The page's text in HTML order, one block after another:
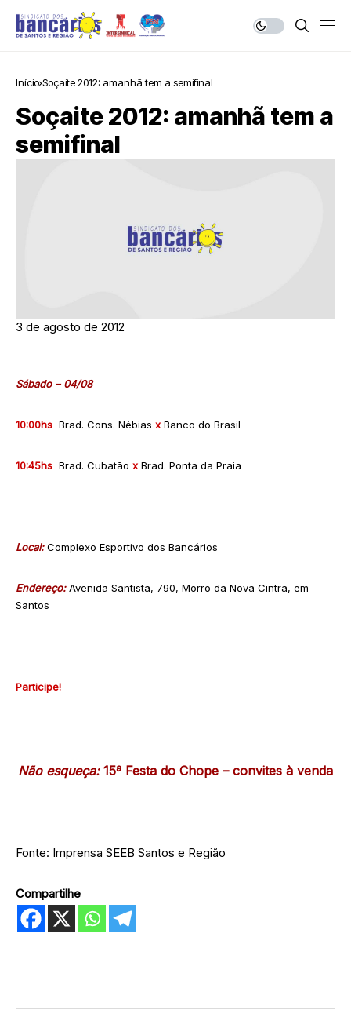
Início Soçaite 2012: amanhã tem a semifinal
Soçaite 2012: amanhã tem a
semifinal
3 de agosto de 2012
Sábado – 04/08
10:00hs Brad. Cons. Nébias x Banco do Brasil
10:45hs Brad. Cubatão x Brad. Ponta da Praia
Local:Complexo Esportivo dos Bancários
Endereço:Avenida Santista, 790, Morro da Nova Cintra, em
Santos
Participe!
Não esqueça: 15ª Festa do Chope – convites à venda
Fonte: Imprensa SEEB Santos e Região
Compartilhe